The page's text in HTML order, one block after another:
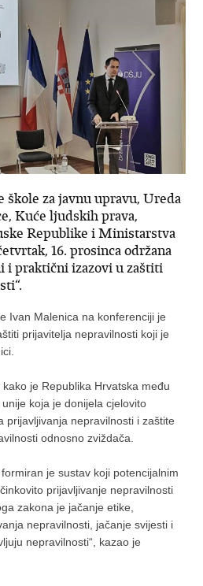
škole za javnu upravu, Ureda
Kuće ljudskih prava,
Republike i Ministarstva
16. prosinca održana
i praktični izazovi u zaštiti
Ivan Malenica na konferenciji je
prijavitelja nepravilnosti koji je
je Republika Hrvatska među
koja je donijela cjelovito
prijavljivanja nepravilnosti i zaštite
odnosno zviždača.
je sustav koji potencijalnim
prijavljivanje nepravilnosti
zakona je jačanje etike,
nepravilnosti, jačanje svijesti i
nepravilnosti“, kazao je